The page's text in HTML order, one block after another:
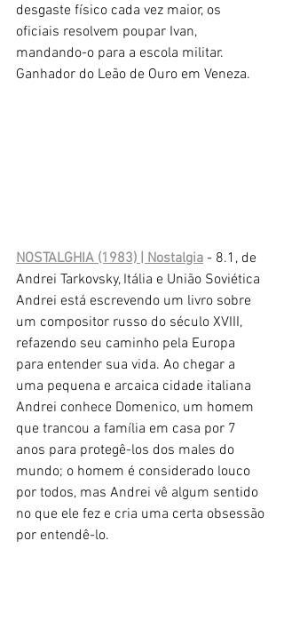
desgaste físico cada vez maior, os
oficiais resolvem poupar Ivan,
mandando-o para a escola militar.
Ganhador do Leão de Ouro em Veneza.
NOSTALGHIA (1983) | Nostalgia - 8.1, de
Andrei Tarkovsky, Itália e União Soviética
Andrei está escrevendo um livro sobre
um compositor russo do século XVIII,
refazendo seu caminho pela Europa
para entender sua vida. Ao chegar a
uma pequena e arcaica cidade italiana
Andrei conhece Domenico, um homem
que trancou a família em casa por 7
anos para protegê-los dos males do
mundo; o homem é considerado louco
por todos, mas Andrei vê algum sentido
no que ele fez e cria uma certa obsessão
por entendê-lo.